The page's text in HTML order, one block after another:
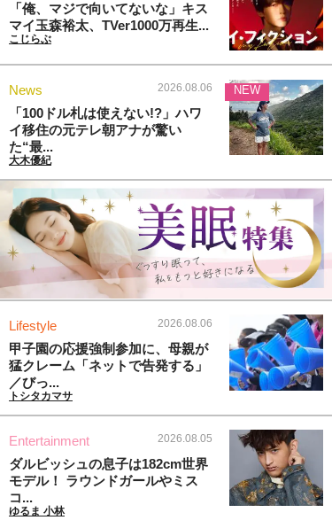
「俺、マジで向いてないな」キス
マイ玉森裕太、TVer1000万再生...
こじらぶ
News 2026.08.06
「100ドル札は使えない!?」ハワ
イ移住の元テレ朝アナが驚い
た“最...
大木優紀
NEW
Lifestyle 2026.08.06
甲子園の応援強制参加に、母親が
猛クレーム「ネットで告発する」
／びっ...
トシタカマサ
Entertainment 2026.08.05
ダルビッシュの息子は182cm世界
モデル！ ラウンドガールやミス
コ...
ゆるま 小林